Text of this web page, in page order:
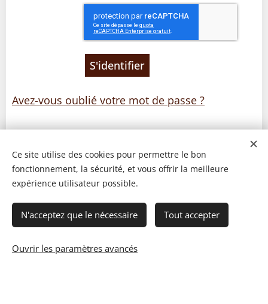
S'identifier
Avez-vous oublié votre mot de passe ?
© 2023 Les recettes d'Henri-Luc. Tous droits réservés.
Ce site utilise des cookies pour permettre le bon
fonctionnement, la sécurité, et vous offrir la meilleure
expérience utilisateur possible.
N'acceptez que le nécessaire Tout accepter
Ouvrir les paramètres avancés